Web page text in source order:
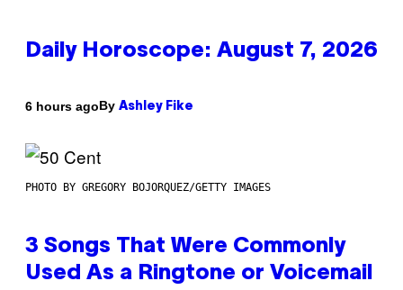
Daily Horoscope: August 7, 2026
6 hours agoBy Ashley Fike
PHOTO BY GREGORY BOJORQUEZ/GETTY IMAGES
3 Songs That Were Commonly
Used As a Ringtone or Voicemail